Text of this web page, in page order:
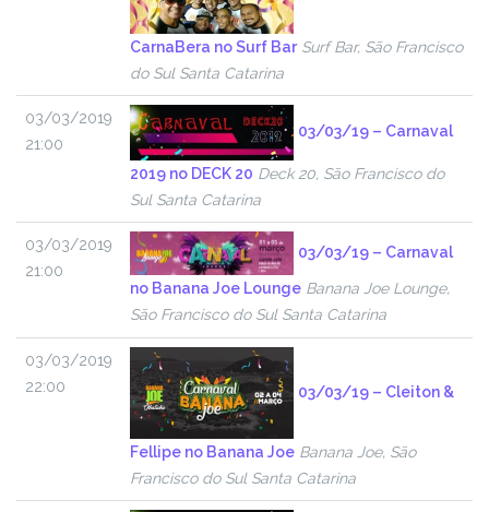
CarnaBera no Surf Bar Surf Bar, São Francisco
do Sul Santa Catarina
03/03/2019
21:00
03/03/19 – Carnaval
2019 no DECK 20 Deck 20, São Francisco do
Sul Santa Catarina
03/03/2019
21:00
03/03/19 – Carnaval
no Banana Joe Lounge Banana Joe Lounge,
São Francisco do Sul Santa Catarina
03/03/2019
22:00
03/03/19 – Cleiton &
Fellipe no Banana Joe Banana Joe, São
Francisco do Sul Santa Catarina